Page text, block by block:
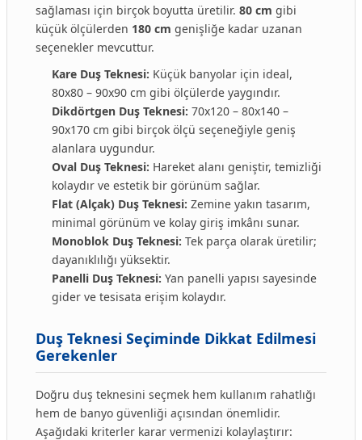
sağlaması için birçok boyutta üretilir. 80 cm gibi
küçük ölçülerden 180 cm genişliğe kadar uzanan
seçenekler mevcuttur.
Kare Duş Teknesi: Küçük banyolar için ideal,
80x80 – 90x90 cm gibi ölçülerde yaygındır.
Dikdörtgen Duş Teknesi: 70x120 – 80x140 –
90x170 cm gibi birçok ölçü seçeneğiyle geniş
alanlara uygundur.
Oval Duş Teknesi: Hareket alanı geniştir, temizliği
kolaydır ve estetik bir görünüm sağlar.
Flat (Alçak) Duş Teknesi: Zemine yakın tasarım,
minimal görünüm ve kolay giriş imkânı sunar.
Monoblok Duş Teknesi: Tek parça olarak üretilir;
dayanıklılığı yüksektir.
Panelli Duş Teknesi: Yan panelli yapısı sayesinde
gider ve tesisata erişim kolaydır.
Duş Teknesi Seçiminde Dikkat Edilmesi
Gerekenler
Doğru duş teknesini seçmek hem kullanım rahatlığı
hem de banyo güvenliği açısından önemlidir.
Aşağıdaki kriterler karar vermenizi kolaylaştırır: